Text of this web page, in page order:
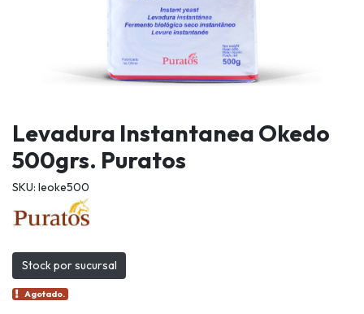
Levadura Instantanea Okedo
500grs. Puratos
SKU: leoke500
Stock por sucursal
Agotado.